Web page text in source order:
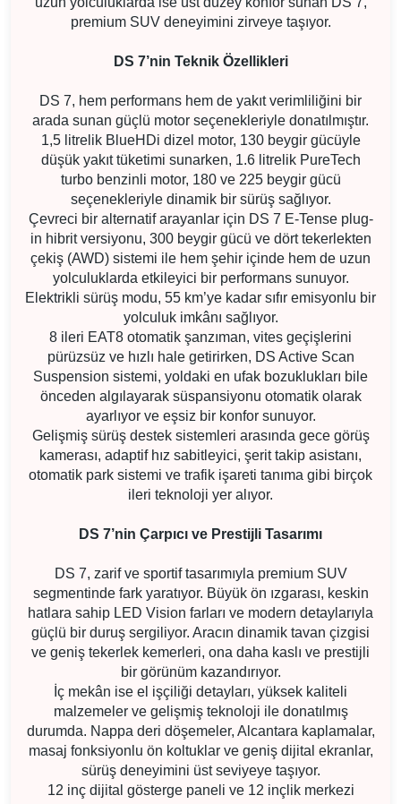
premium SUV deneyimini zirveye taşıyor.
DS 7’nin Teknik Özellikleri
DS 7, hem performans hem de yakıt verimliliğini bir
arada sunan güçlü motor seçenekleriyle donatılmıştır.
1,5 litrelik BlueHDi dizel motor, 130 beygir gücüyle
düşük yakıt tüketimi sunarken, 1.6 litrelik PureTech
turbo benzinli motor, 180 ve 225 beygir gücü
seçenekleriyle dinamik bir sürüş sağlıyor.
Çevreci bir alternatif arayanlar için DS 7 E-Tense plug-
in hibrit versiyonu, 300 beygir gücü ve dört tekerlekten
çekiş (AWD) sistemi ile hem şehir içinde hem de uzun
yolculuklarda etkileyici bir performans sunuyor.
Elektrikli sürüş modu, 55 km’ye kadar sıfır emisyonlu bir
yolculuk imkânı sağlıyor.
8 ileri EAT8 otomatik şanzıman, vites geçişlerini
pürüzsüz ve hızlı hale getirirken, DS Active Scan
Suspension sistemi, yoldaki en ufak bozuklukları bile
önceden algılayarak süspansiyonu otomatik olarak
ayarlıyor ve eşsiz bir konfor sunuyor.
Gelişmiş sürüş destek sistemleri arasında gece görüş
kamerası, adaptif hız sabitleyici, şerit takip asistanı,
otomatik park sistemi ve trafik işareti tanıma gibi birçok
ileri teknoloji yer alıyor.
DS 7’nin Çarpıcı ve Prestijli Tasarımı
DS 7, zarif ve sportif tasarımıyla premium SUV
segmentinde fark yaratıyor. Büyük ön ızgarası, keskin
hatlara sahip LED Vision farları ve modern detaylarıyla
güçlü bir duruş sergiliyor. Aracın dinamik tavan çizgisi
ve geniş tekerlek kemerleri, ona daha kaslı ve prestijli
bir görünüm kazandırıyor.
İç mekân ise el işçiliği detayları, yüksek kaliteli
malzemeler ve gelişmiş teknoloji ile donatılmış
durumda. Nappa deri döşemeler, Alcantara kaplamalar,
masaj fonksiyonlu ön koltuklar ve geniş dijital ekranlar,
sürüş deneyimini üst seviyeye taşıyor.
12 inç dijital gösterge paneli ve 12 inçlik merkezi